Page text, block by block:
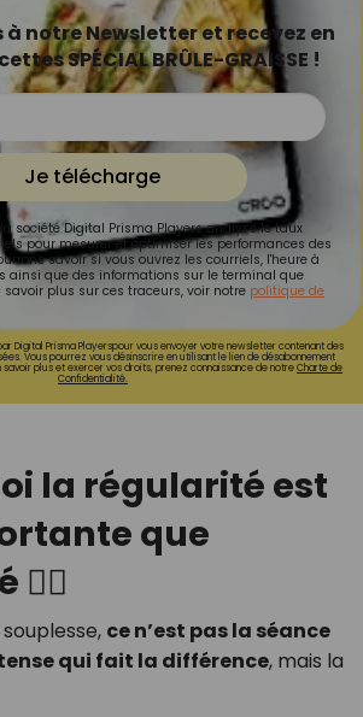
notre Newsletter et recevez en
SPÉCIAL BRÛLE-GRAISSE !
Je télécharge
société Digital Prisma Players analyse le taux
pour mesurer et optimiser les performances des
savoir si vous ouvrez les courriels, l'heure à
ainsi que des informations sur le terminal que
savoir plus sur ces traceurs, voir notre politique de
Digital Prisma Playerspour vous envoyer votre newsletter contenant des
Vous pourrez vous désinscrire en utilisant le lien de désabonnement
plus et exercer vos droits, prenez connaissance de notreCharte de
Confidentialité.
la régularité est
que
🧘‍♀️
ce n’est pas la séance
qui fait la différence, mais la